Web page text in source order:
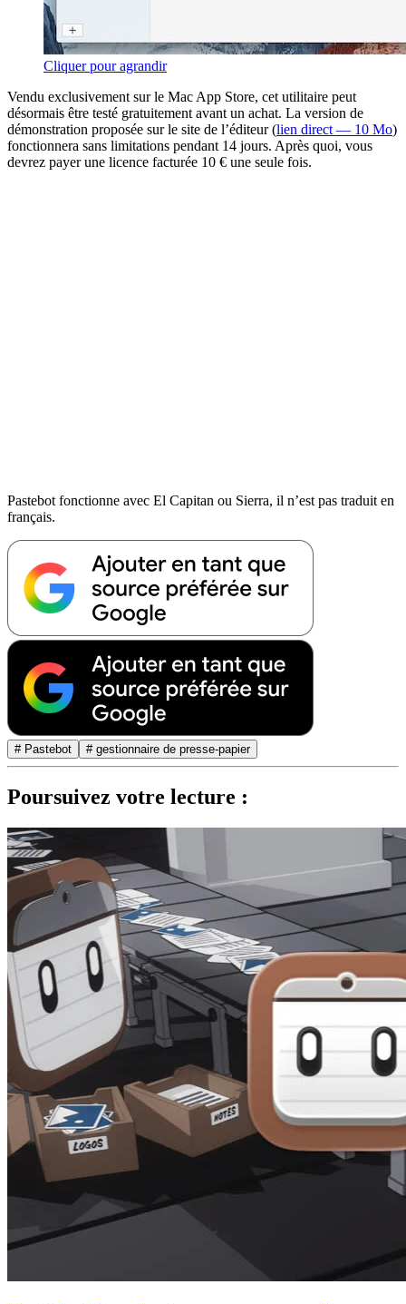
Cliquer pour agrandir
Vendu exclusivement sur le Mac App Store, cet utilitaire peut
désormais être testé gratuitement avant un achat. La version de
démonstration proposée sur le site de l’éditeur (lien direct — 10 Mo)
fonctionnera sans limitations pendant 14 jours. Après quoi, vous
devrez payer une licence facturée 10 € une seule fois.
Pastebot fonctionne avec El Capitan ou Sierra, il n’est pas traduit en
français.
# Pastebot # gestionnaire de presse-papier
Poursuivez votre lecture :